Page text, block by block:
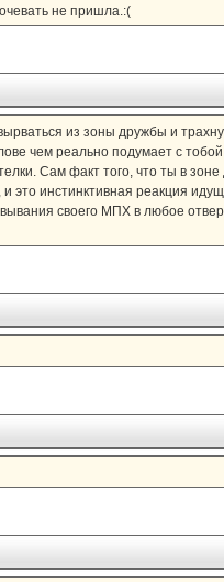
не пришла.:(
из зоны дружбы и
чем реально подумает с тобой
Сам факт того, что ты в
это инстинктивная реакция
своего МПХ в любое